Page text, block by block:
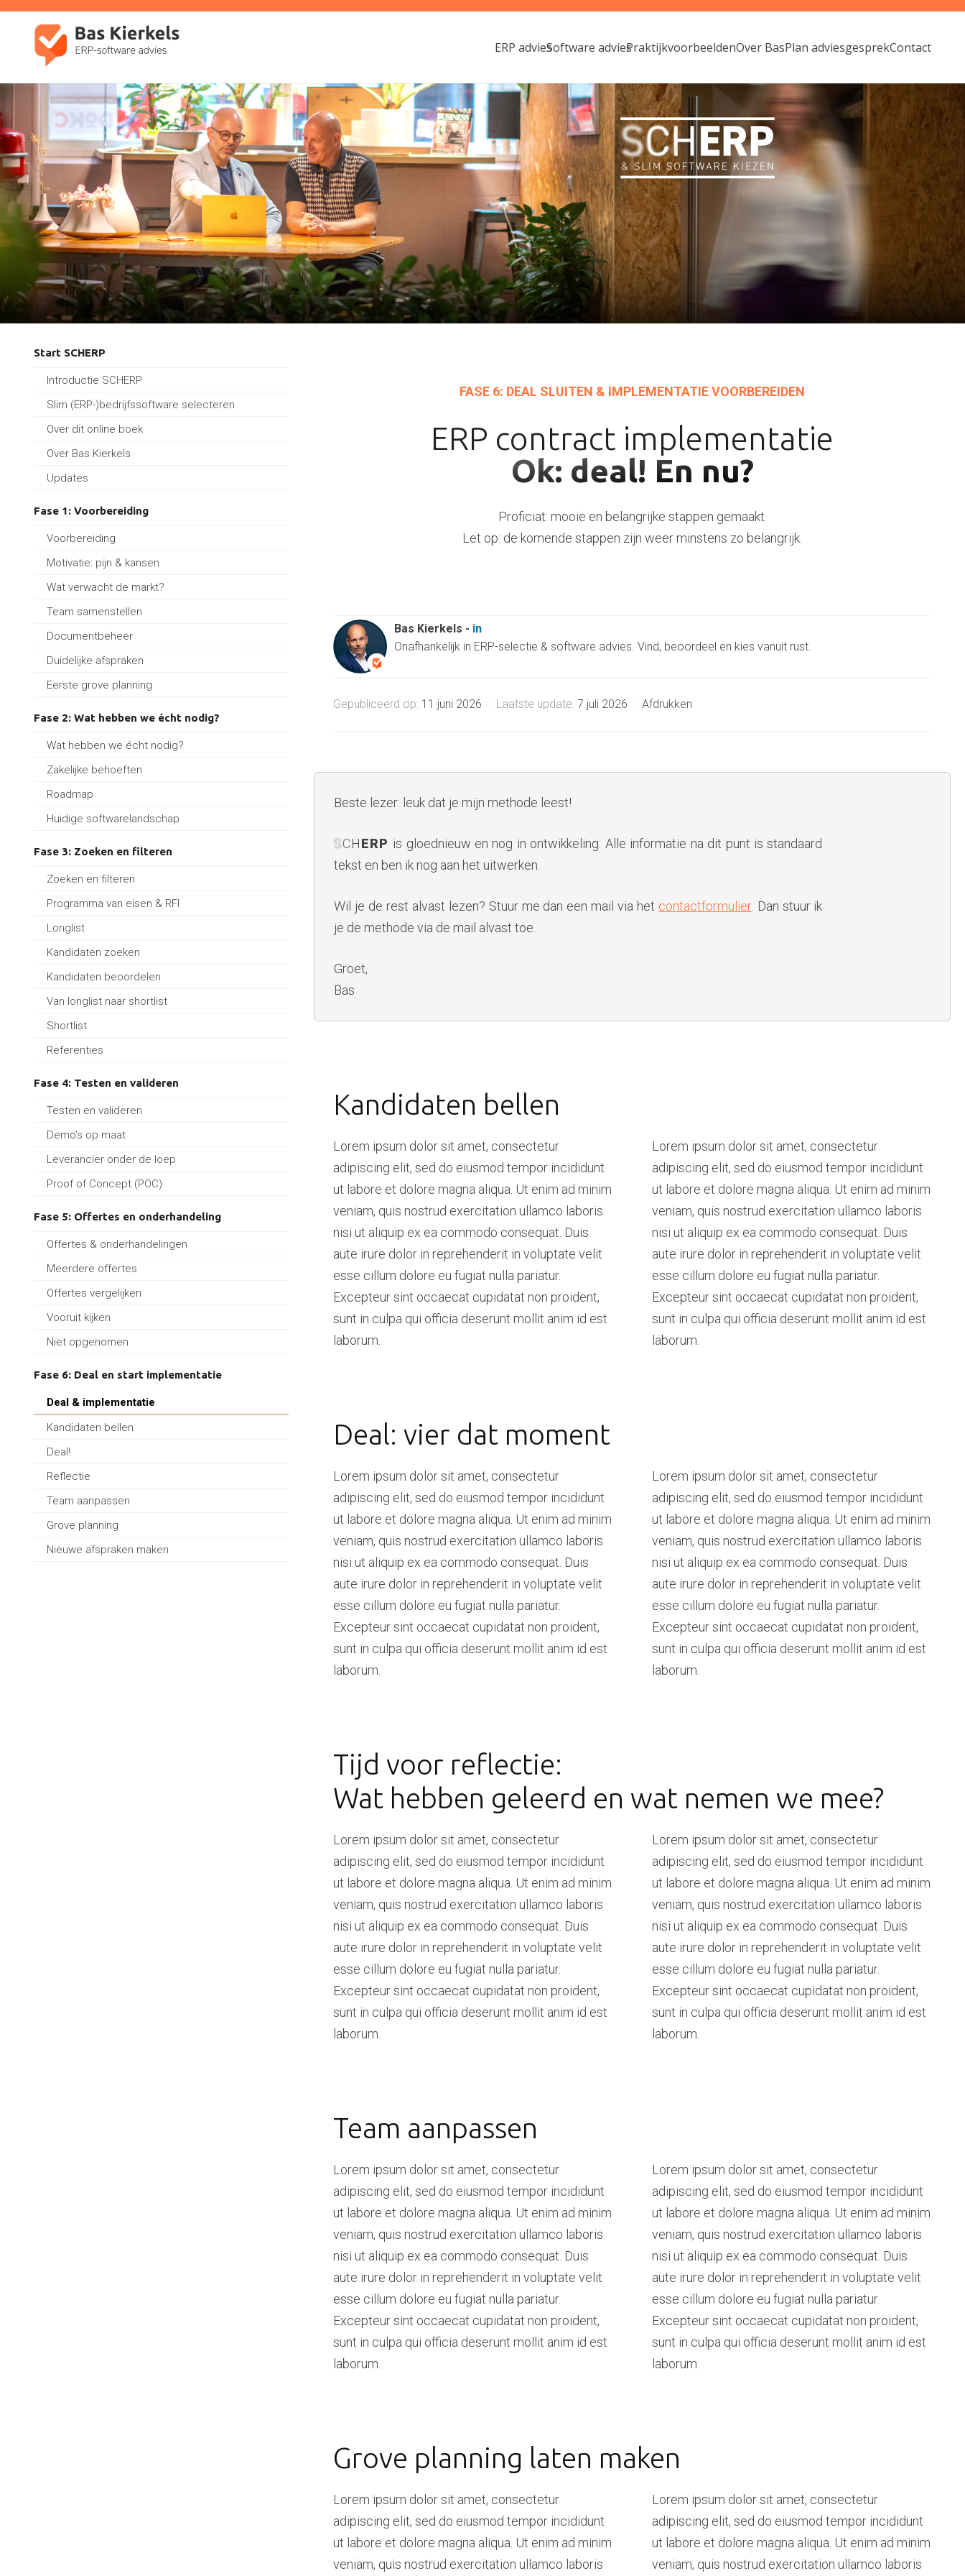
ERP adviesSoftware adviesPraktijkvoorbeeldenOver BasPlan adviesgesprekContact
FASE 6: DEAL SLUITEN & IMPLEMENTATIE VOORBEREIDEN
ERP contract implementatie
Ok: deal! En nu?
Proficiat: mooie en belangrijke stappen gemaakt.
Let op: de komende stappen zijn weer minstens zo belangrijk.
Bas Kierkels - in
Onafhankelijk in ERP-selectie & software advies. Vind, beoordeel en kies vanuit rust.
Gepubliceerd op: 11 juni 2026 · Laatste update:7 juli 2026 ·Afdrukken
Beste lezer: leuk dat je mijn methode leest!
SCHERP is gloednieuw en nog in ontwikkeling. Alle informatie na dit punt is standaard
tekst en ben ik nog aan het uitwerken.
Wil je de rest alvast lezen? Stuur me dan een mail via het contactformulier. Dan stuur ik
je de methode via de mail alvast toe.
Groet,
Bas
Kandidaten bellen
Lorem ipsum dolor sit amet, consectetur
adipiscing elit, sed do eiusmod tempor incididunt
ut labore et dolore magna aliqua. Ut enim ad minim
veniam, quis nostrud exercitation ullamco laboris
nisi ut aliquip ex ea commodo consequat. Duis
aute irure dolor in reprehenderit in voluptate velit
esse cillum dolore eu fugiat nulla pariatur.
Excepteur sint occaecat cupidatat non proident,
sunt in culpa qui officia deserunt mollit anim id est
laborum.
Lorem ipsum dolor sit amet, consectetur
adipiscing elit, sed do eiusmod tempor incididunt
ut labore et dolore magna aliqua. Ut enim ad minim
veniam, quis nostrud exercitation ullamco laboris
nisi ut aliquip ex ea commodo consequat. Duis
aute irure dolor in reprehenderit in voluptate velit
esse cillum dolore eu fugiat nulla pariatur.
Excepteur sint occaecat cupidatat non proident,
sunt in culpa qui officia deserunt mollit anim id est
laborum.
Deal: vier dat moment
Lorem ipsum dolor sit amet, consectetur
adipiscing elit, sed do eiusmod tempor incididunt
ut labore et dolore magna aliqua. Ut enim ad minim
veniam, quis nostrud exercitation ullamco laboris
nisi ut aliquip ex ea commodo consequat. Duis
aute irure dolor in reprehenderit in voluptate velit
esse cillum dolore eu fugiat nulla pariatur.
Excepteur sint occaecat cupidatat non proident,
sunt in culpa qui officia deserunt mollit anim id est
laborum.
Lorem ipsum dolor sit amet, consectetur
adipiscing elit, sed do eiusmod tempor incididunt
ut labore et dolore magna aliqua. Ut enim ad minim
veniam, quis nostrud exercitation ullamco laboris
nisi ut aliquip ex ea commodo consequat. Duis
aute irure dolor in reprehenderit in voluptate velit
esse cillum dolore eu fugiat nulla pariatur.
Excepteur sint occaecat cupidatat non proident,
sunt in culpa qui officia deserunt mollit anim id est
laborum.
Tijd voor reflectie:
Wat hebben geleerd en wat nemen we mee?
Lorem ipsum dolor sit amet, consectetur
adipiscing elit, sed do eiusmod tempor incididunt
ut labore et dolore magna aliqua. Ut enim ad minim
veniam, quis nostrud exercitation ullamco laboris
nisi ut aliquip ex ea commodo consequat. Duis
aute irure dolor in reprehenderit in voluptate velit
esse cillum dolore eu fugiat nulla pariatur.
Excepteur sint occaecat cupidatat non proident,
sunt in culpa qui officia deserunt mollit anim id est
laborum.
Lorem ipsum dolor sit amet, consectetur
adipiscing elit, sed do eiusmod tempor incididunt
ut labore et dolore magna aliqua. Ut enim ad minim
veniam, quis nostrud exercitation ullamco laboris
nisi ut aliquip ex ea commodo consequat. Duis
aute irure dolor in reprehenderit in voluptate velit
esse cillum dolore eu fugiat nulla pariatur.
Excepteur sint occaecat cupidatat non proident,
sunt in culpa qui officia deserunt mollit anim id est
laborum.
Team aanpassen
Lorem ipsum dolor sit amet, consectetur
adipiscing elit, sed do eiusmod tempor incididunt
ut labore et dolore magna aliqua. Ut enim ad minim
veniam, quis nostrud exercitation ullamco laboris
nisi ut aliquip ex ea commodo consequat. Duis
aute irure dolor in reprehenderit in voluptate velit
esse cillum dolore eu fugiat nulla pariatur.
Excepteur sint occaecat cupidatat non proident,
sunt in culpa qui officia deserunt mollit anim id est
laborum.
Lorem ipsum dolor sit amet, consectetur
adipiscing elit, sed do eiusmod tempor incididunt
ut labore et dolore magna aliqua. Ut enim ad minim
veniam, quis nostrud exercitation ullamco laboris
nisi ut aliquip ex ea commodo consequat. Duis
aute irure dolor in reprehenderit in voluptate velit
esse cillum dolore eu fugiat nulla pariatur.
Excepteur sint occaecat cupidatat non proident,
sunt in culpa qui officia deserunt mollit anim id est
laborum.
Grove planning laten maken
Lorem ipsum dolor sit amet, consectetur
adipiscing elit, sed do eiusmod tempor incididunt
ut labore et dolore magna aliqua. Ut enim ad minim
veniam, quis nostrud exercitation ullamco laboris
Lorem ipsum dolor sit amet, consectetur
adipiscing elit, sed do eiusmod tempor incididunt
ut labore et dolore magna aliqua. Ut enim ad minim
veniam, quis nostrud exercitation ullamco laboris
Start SCHERP
Introductie SCHERP
Slim (ERP-)bedrijfssoftware selecteren
Over dit online boek
Over Bas Kierkels
Updates
Fase 1: Voorbereiding
Voorbereiding
Motivatie: pijn & kansen
Wat verwacht de markt?
Team samenstellen
Documentbeheer
Duidelijke afspraken
Eerste grove planning
Fase 2: Wat hebben we écht nodig?
Wat hebben we écht nodig?
Zakelijke behoeften
Roadmap
Huidige softwarelandschap
Fase 3: Zoeken en filteren
Zoeken en filteren
Programma van eisen & RFI
Longlist
Kandidaten zoeken
Kandidaten beoordelen
Van longlist naar shortlist
Shortlist
Referenties
Fase 4: Testen en valideren
Testen en valideren
Demo’s op maat
Leverancier onder de loep
Proof of Concept (POC)
Fase 5: Offertes en onderhandeling
Offertes & onderhandelingen
Meerdere offertes
Offertes vergelijken
Vooruit kijken
Niet opgenomen
Fase 6: Deal en start implementatie
Deal & implementatie
Kandidaten bellen
Deal!
Reflectie
Team aanpassen
Grove planning
Nieuwe afspraken maken